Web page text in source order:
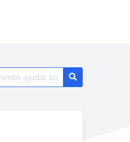
Search